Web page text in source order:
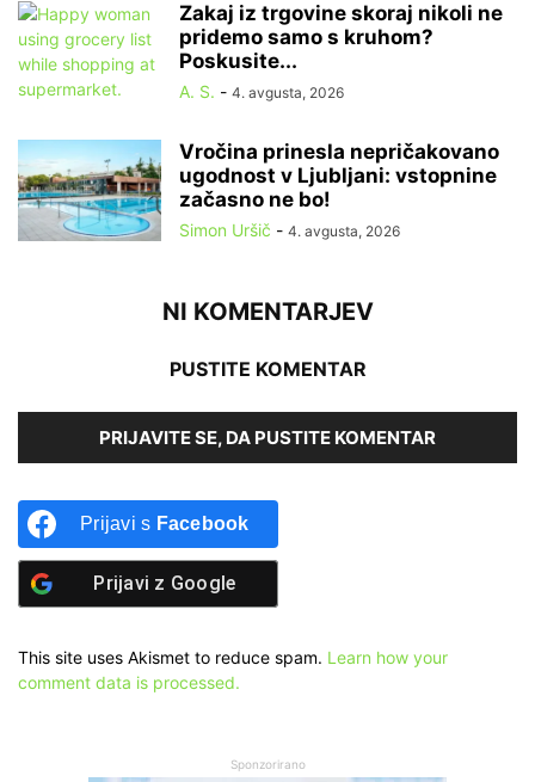
Zakaj iz trgovine skoraj nikoli ne
pridemo samo s kruhom?
Poskusite...
A. S. - 4. avgusta, 2026
Vročina prinesla nepričakovano
ugodnost v Ljubljani: vstopnine
začasno ne bo!
Simon Uršič - 4. avgusta, 2026
NI KOMENTARJEV
PUSTITE KOMENTAR
PRIJAVITE SE, DA PUSTITE KOMENTAR
Prijavi s Facebook
Prijavi z Google
This site uses Akismet to reduce spam. Learn how your
comment data is processed.
Sponzorirano